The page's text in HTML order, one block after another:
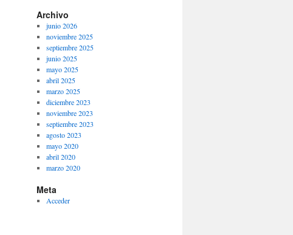
Archivo
junio 2026
noviembre 2025
septiembre 2025
junio 2025
mayo 2025
abril 2025
marzo 2025
diciembre 2023
noviembre 2023
septiembre 2023
agosto 2023
mayo 2020
abril 2020
marzo 2020
Meta
Acceder